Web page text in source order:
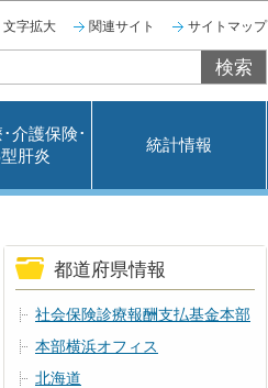
文字拡大 関連サイト サイトマップ
介護保険･
肝炎
統計情報
都道府県情報
社会保険診療報酬支払基金本部
本部横浜オフィス
北海道